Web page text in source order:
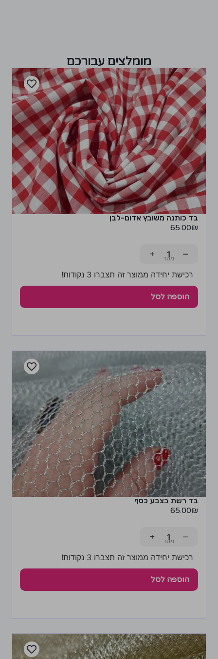
מומלצים עבורכם
בד כותנה משובץ אדום-לבן
65.00₪
−
+
רכישת יחידה ממוצר זה תצברו 3 נקודות!
הוספה לסל
בד רשת בצבע כסף
65.00₪
−
+
רכישת יחידה ממוצר זה תצברו 3 נקודות!
הוספה לסל